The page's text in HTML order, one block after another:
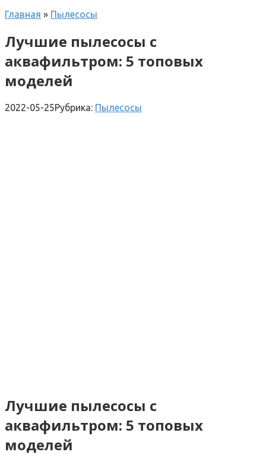
Главная » Пылесосы
Лучшие пылесосы с
аквафильтром: 5 топовых
моделей
2022-05-25Рубрика: Пылесосы
Лучшие пылесосы с
аквафильтром: 5 топовых
моделей